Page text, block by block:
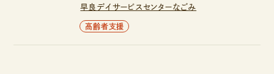
早良デイサービスセンターなごみ
高齢者支援